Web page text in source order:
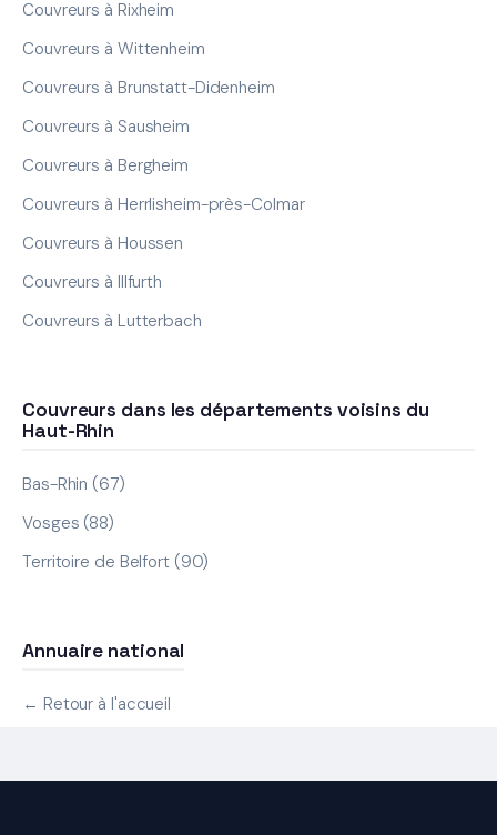
Couvreurs à Rixheim
Couvreurs à Wittenheim
Couvreurs à Brunstatt-Didenheim
Couvreurs à Sausheim
Couvreurs à Bergheim
Couvreurs à Herrlisheim-près-Colmar
Couvreurs à Houssen
Couvreurs à Illfurth
Couvreurs à Lutterbach
Couvreurs dans les départements voisins du
Haut-Rhin
Bas-Rhin (67)
Vosges (88)
Territoire de Belfort (90)
Annuaire national
← Retour à l'accueil